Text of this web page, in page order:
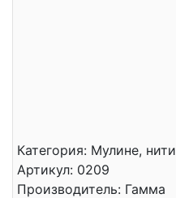
Категория: Мулине, нити
Артикул: 0209
Производитель: Гамма